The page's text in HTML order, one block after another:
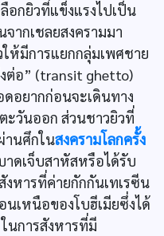
อกยิวที่แข็งแรงไปเป็น
ากเชลยสงครามมา
ห้มีการแยกกลุ่มเพศชาย
ต่อ” (transit ghetto)
อยากก่อนจะเดินทาง
ะวันออก ส่วนชาวยิวที่
านศึกในสงครามโลกครั้ง
าดเจ็บสาหัสหรือได้รับ
งหารที่ค่ายกักกันเทเรซีน
เหนือของโบฮีเมียซึ่งได้
นการสังหารที่มี